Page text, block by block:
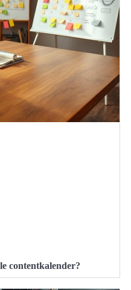
contentkalender?